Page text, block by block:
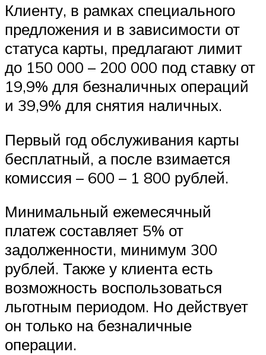
Клиенту, в рамках специального
предложения и в зависимости от
статуса карты, предлагают лимит
до 150 000 – 200 000 под ставку от
19,9% для безналичных операций
и 39,9% для снятия наличных.
Первый год обслуживания карты
бесплатный, а после взимается
комиссия – 600 – 1 800 рублей.
Минимальный ежемесячный
платеж составляет 5% от
задолженности, минимум 300
рублей. Также у клиента есть
возможность воспользоваться
льготным периодом. Но действует
он только на безналичные
операции.